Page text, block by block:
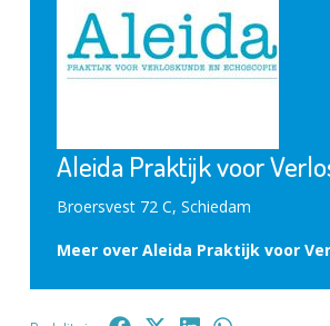
Aleida Praktijk voor
Broersvest 72 C, Schiedam
Meer over Aleida Praktijk voor